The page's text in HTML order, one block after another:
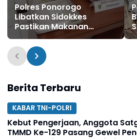
Polres Ponorogo
Libatkan Sidokkes
Pastikan Makanan
Program MBG Aman
Dikonsumsi
Berita Terbaru
KABAR TNI-POLRI
Kebut Pengerjaan, Anggota
TMMD Ke-129 Pasang Gewel